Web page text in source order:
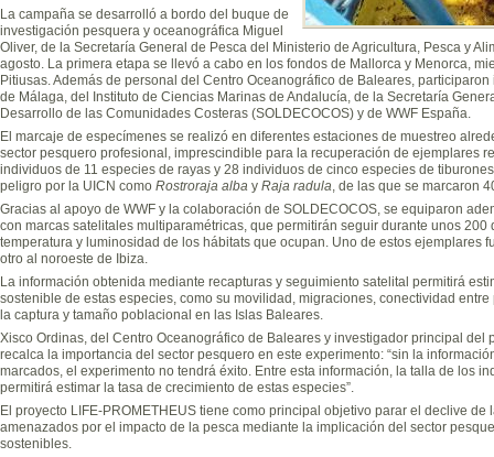
La campaña se desarrolló a bordo del buque de
investigación pesquera y oceanográfica Miguel
Oliver, de la Secretaría General de Pesca del Ministerio de Agricultura, Pesca y
agosto. La primera etapa se llevó a cabo en los fondos de Mallorca y Menorca,
Pitiusas. Además de personal del Centro Oceanográfico de Baleares,
de Málaga, del Instituto de Ciencias Marinas de Andalucía, de la Secretaría
Desarrollo de las Comunidades Costeras (SOLDECOCOS) y de WWF España.
El marcaje de especímenes se realizó en diferentes estaciones de muestreo
sector pesquero profesional, imprescindible para la recuperación de ejemplares
individuos de 11 especies de rayas y 28 individuos de cinco especies de
peligro por la UICN como Rostroraja alba y Raja radula, de las que se marcaron
Gracias al apoyo de WWF y la colaboración de SOLDECOCOS, se equiparon
con marcas satelitales multiparamétricas, que permitirán seguir durante unos
temperatura y luminosidad de los hábitats que ocupan. Uno de estos ejemplares
otro al noroeste de Ibiza.
La información obtenida mediante recapturas y seguimiento satelital permitirá
sostenible de estas especies, como su movilidad, migraciones, conectividad
la captura y tamaño poblacional en las Islas Baleares.
Xisco Ordinas, del Centro Oceanográfico de Baleares y investigador principal del
recalca la importancia del sector pesquero en este experimento: “sin la
marcados, el experimento no tendrá éxito. Entre esta información, la talla de los
permitirá estimar la tasa de crecimiento de estas especies”.
El proyecto LIFE-PROMETHEUS tiene como principal objetivo parar el declive
amenazados por el impacto de la pesca mediante la implicación del sector
sostenibles.